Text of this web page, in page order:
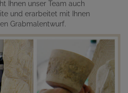
Ihnen unser Team auch
und erarbeitet mit Ihnen
Grabmalentwurf.